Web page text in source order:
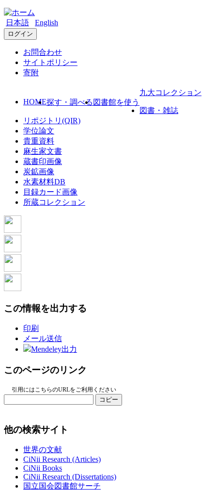
日本語 English
ログイン
お問合わせ
サイトポリシー
寄附
HOME探す・調べる 図書館を使う
九大コレクション
図書・雑誌
リポジトリ(QIR)
学位論文
貴重資料
麻生家文書
蔵書印画像
炭鉱画像
水素材料DB
目録カード画像
所蔵コレクション
この情報を出力する
印刷
メール送信
Mendeley出力
このページのリンク
引用にはこちらのURLをご利用ください
コピー
他の検索サイト
世界の文献
CiNii Research (Articles)
CiNii Books
CiNii Research (Dissertations)
国立国会図書館サーチ